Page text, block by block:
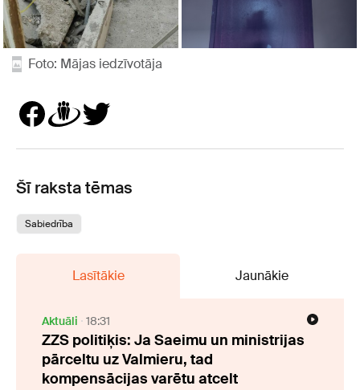
Foto: Mājas iedzīvotāja
Šī raksta tēmas
Sabiedrība
Lasītākie Jaunākie
Aktuāli 18:31
ZZS politiķis: Ja Saeimu un ministrijas
pārceltu uz Valmieru, tad
kompensācijas varētu atcelt